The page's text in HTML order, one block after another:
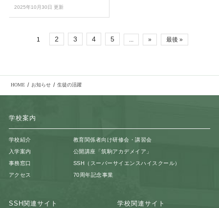
2025年10月30日 更新
1 2 3 4 5 » 最後 »
HOME / お知らせ / 生徒の活躍
学校案内
学校紹介
入学案内
事務窓口
アクセス
教育関係者向け研修会・講習会
公開講座「筑駒アカデメイア」
SSH（スーパーサイエンスハイスクール）
70周年記念事業
SSH関連サイト 学校関連サイト